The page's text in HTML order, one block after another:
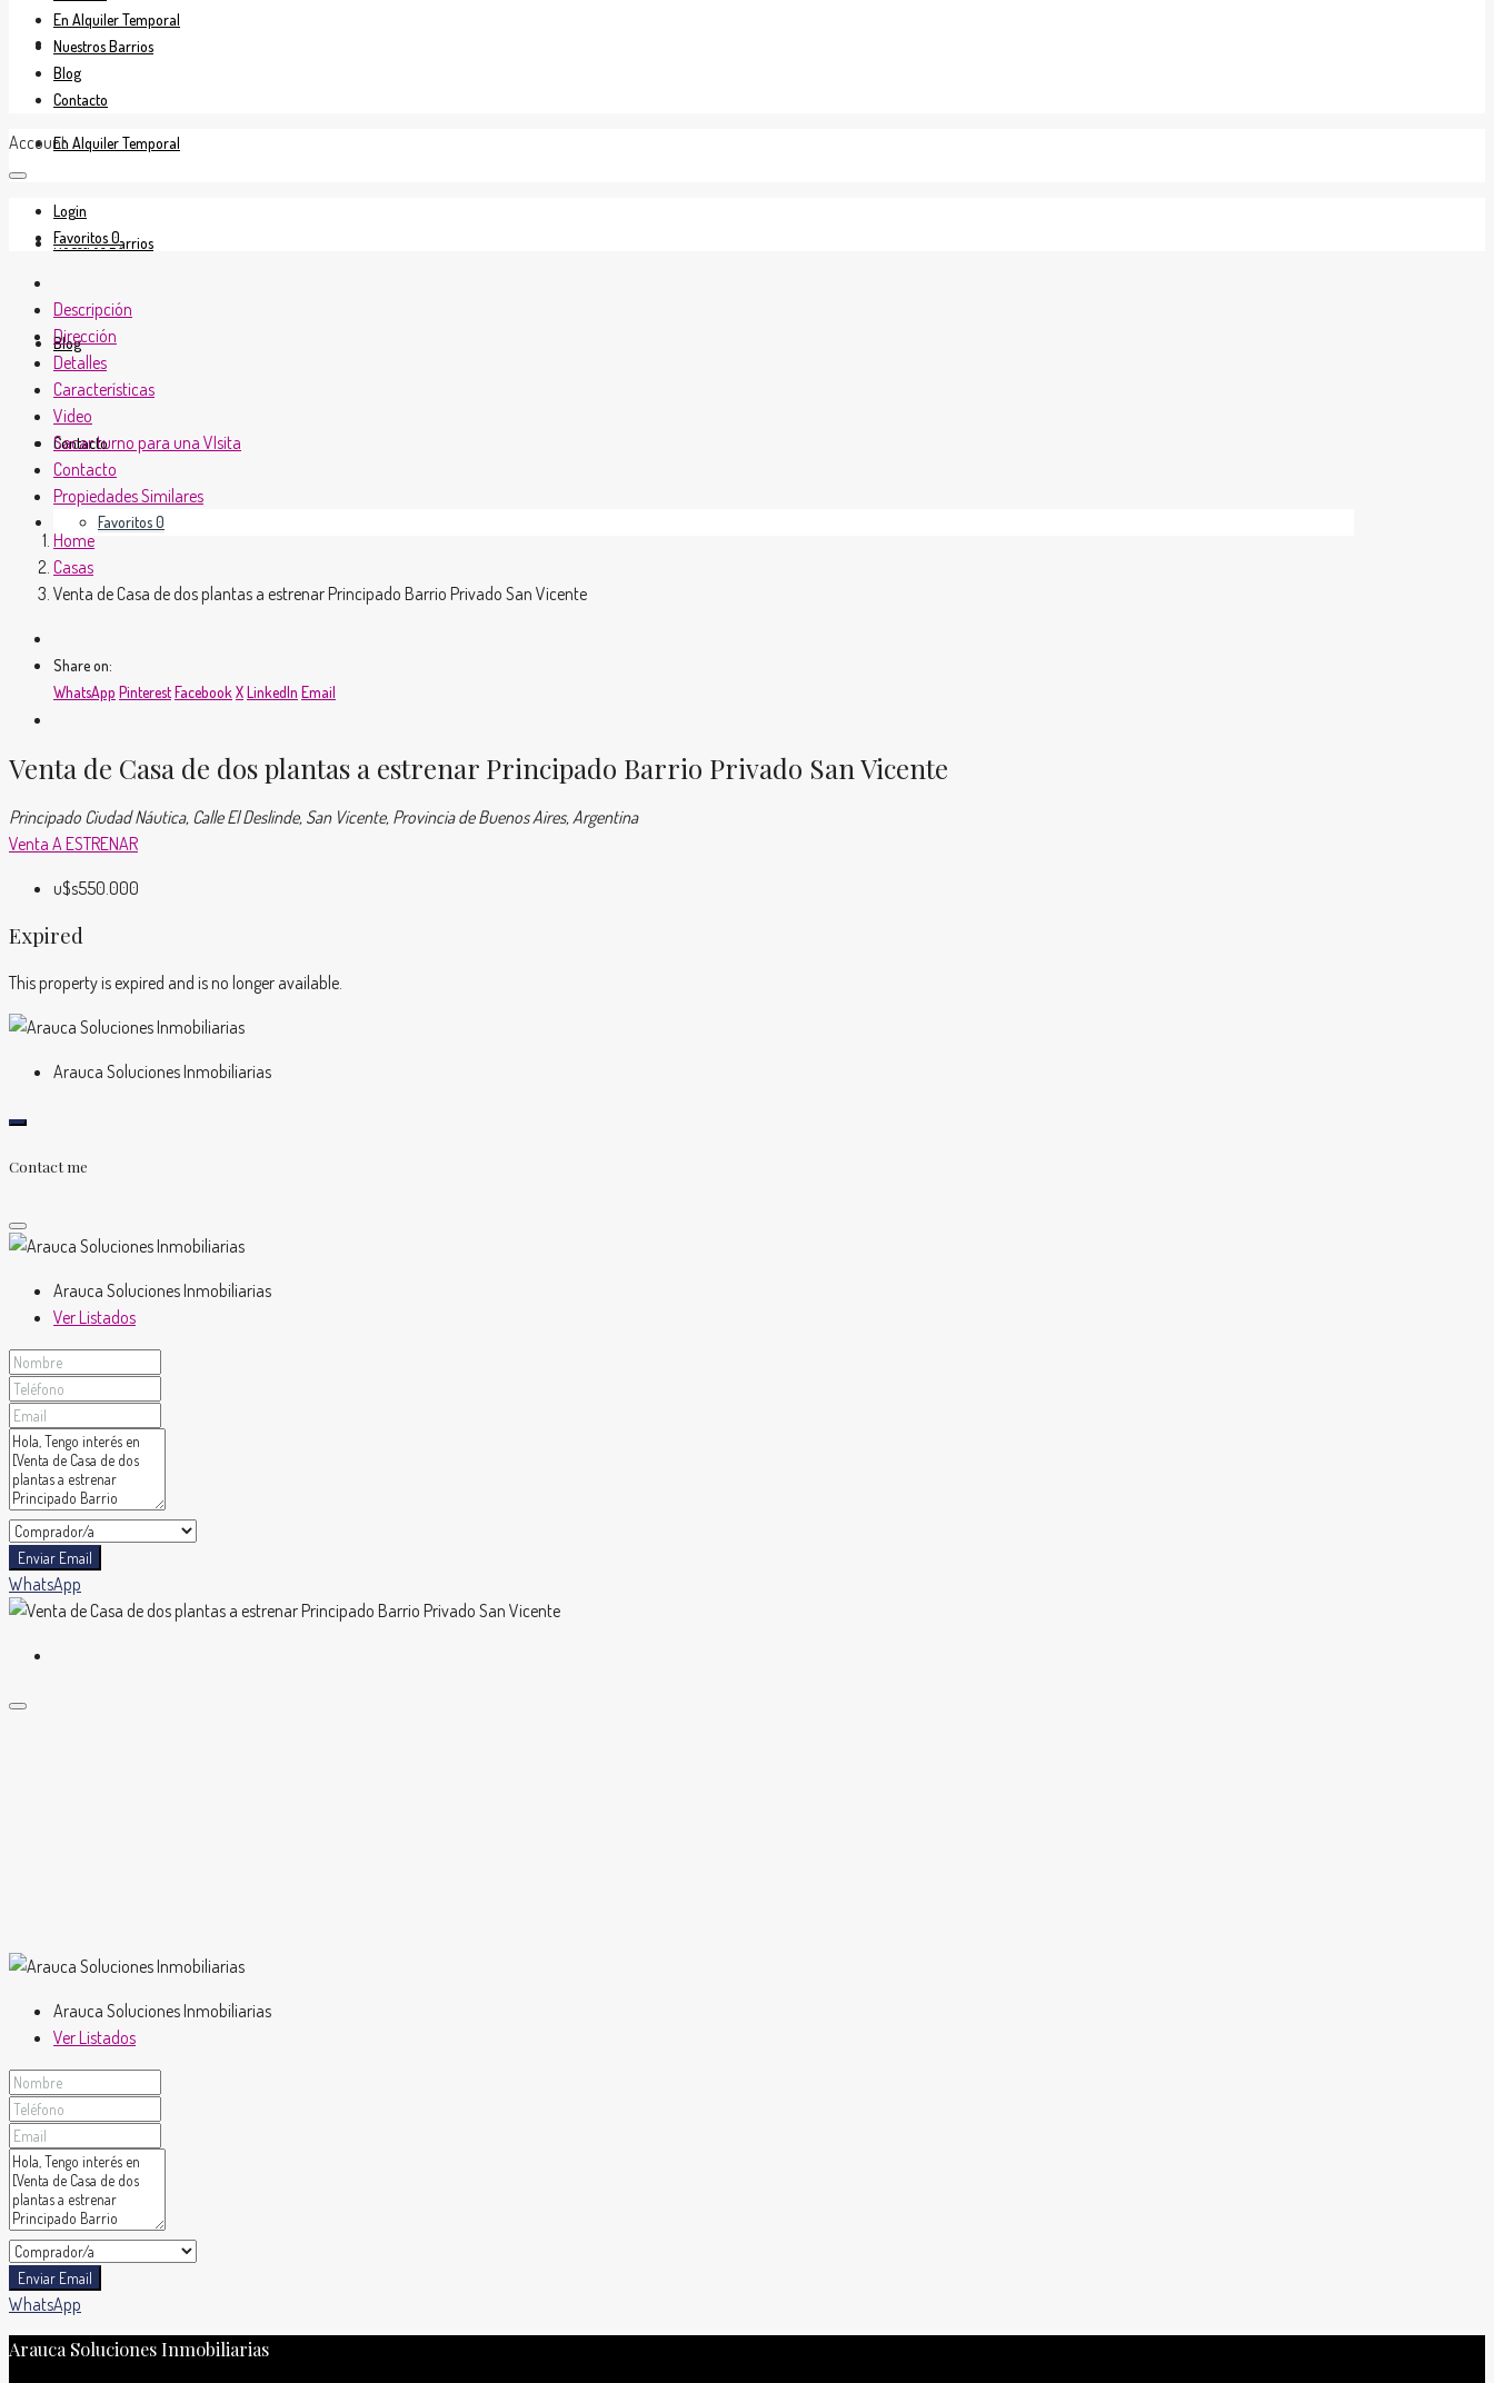
En Venta
En Alquiler Temporal
Nuestros Barrios
Blog
Contacto
Favoritos0
En Alquiler Temporal
Nuestros Barrios
Blog
Contacto
Account
Login
Favoritos0
Descripción
Dirección
Detalles
Características
Video
Sacar turno para una VIsita
Contacto
Propiedades Similares
Home
Casas
Venta de Casa de dos plantas a estrenar Principado Barrio Privado San Vicente
Share on:
WhatsApp PinterestFacebook XLinkedIn Email
Venta de Casa de dos plantas a estrenar Principado Barrio Privado San Vicente
Principado Ciudad Náutica, Calle El Deslinde, San Vicente, Provincia de Buenos Aires, Argentina
Venta A ESTRENAR
u$s550.000
Expired
This property is expired and is no longer available.
Arauca Soluciones Inmobiliarias
Contact me
Arauca Soluciones Inmobiliarias
Ver Listados
Enviar Email
WhatsApp
Arauca Soluciones Inmobiliarias
Ver Listados
Enviar Email
WhatsApp
Arauca Soluciones Inmobiliarias